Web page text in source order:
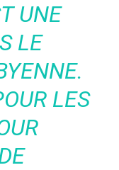
UNE
LE
LES